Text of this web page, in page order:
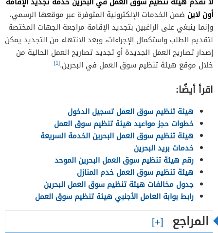
أون لاين ضمن الخدمات الإلكترونية المتوفرة عبر موقعها الرسمي،
وإنما ينبغي على الراغبين بتجديد الإقامة مراجعة الجهات المختصة
لتقديم الطلب واستكمال الإجراءات، وبعد الانتهاء من التجديد يمكن
إصدار تصاريح العمل الجديدة أو تجديد تصاريح العمل الحالية من
خلال موقع هيئة تنظيم سوق العمل في البحرين.[1]
اقرأ أيضًا:
هيئة تنظيم سوق العمل تسجيل الدخول
خطوات حجز مواعيد هيئة تنظيم سوق العمل
هيئة تنظيم سوق العمل البحرين الخدمة السريعة
خدمات بريد البحرين
رقم هيئة تنظيم سوق العمل البحرين الموحد
هيئة تنظيم سوق العمل خدم المنازل
جدول مخالفات هيئة تنظيم سوق العمل البحرين
رابط بوابة العامل الأجنبي هيئة تنظيم سوق العمل
المراجع